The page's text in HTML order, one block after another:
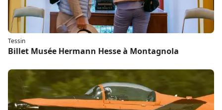
Tessin
Billet Musée Hermann Hesse à Montagnola